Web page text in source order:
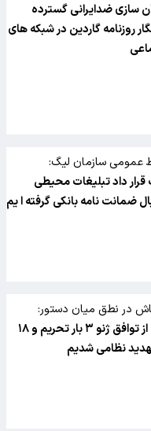
سازی ضدایرانی گسترده
روزنامه گاردین در شبکه های
عمومی سازمان لیگ:
قرار داد تبلیغات محیطی
ضمانت نامه بانکی گرفته ا یم
در نطق میان دستور:
پس از توافق ژنو ۳ بار تحریم و ۱۸
نظامی شدیم